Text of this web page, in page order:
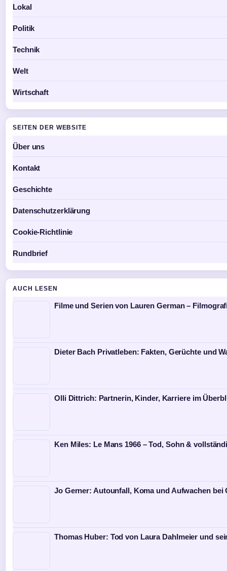
Lokal
Politik
Technik
Welt
Wirtschaft
SEITEN DER WEBSITE
Über uns
Kontakt
Geschichte
Datenschutzerklärung
Cookie-Richtlinie
Rundbrief
AUCH LESEN
Filme und Serien von Lauren German –
Dieter Bach Privatleben: Fakten, Gerüchte und
Olli Dittrich: Partnerin, Kinder, Karriere im
Ken Miles: Le Mans 1966 – Tod, Sohn &
Jo Gerner: Autounfall, Koma und Aufwachen bei
Thomas Huber: Tod von Laura Dahlmeier und